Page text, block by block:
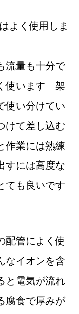
よく使用しま
流量も十分で
使います 架
使い分けてい
けて差し込む
作業には熟練
すには高度な
ても良いです
配管によく使
なイオンを含
と電気が流れ
腐食で厚みが